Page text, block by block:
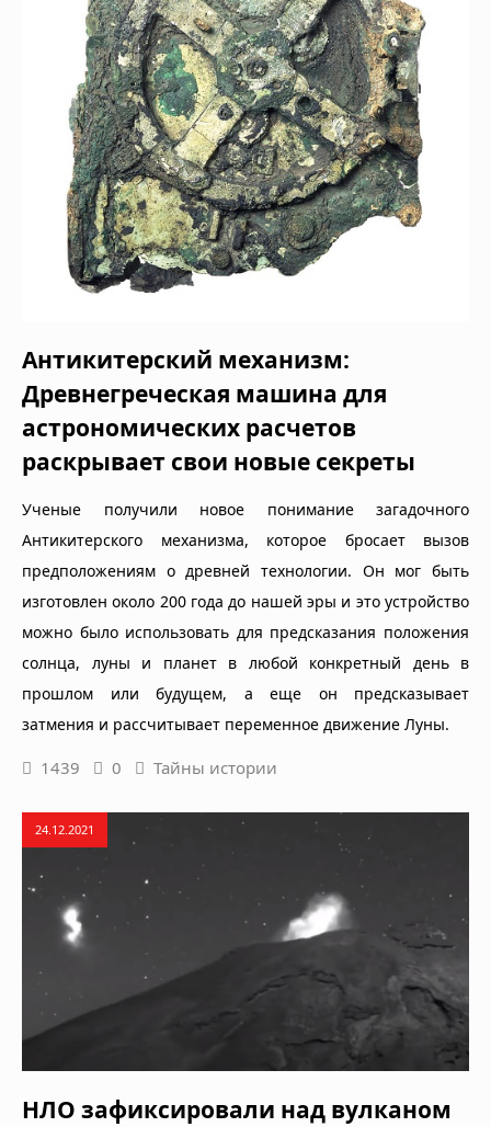
Антикитерский механизм:
Древнегреческая машина для
астрономических расчетов
раскрывает свои новые секреты
Ученые получили новое понимание загадочного
Антикитерского механизма, которое бросает вызов
предположениям о древней технологии. Он мог быть
изготовлен около 200 года до нашей эры и это устройство
можно было использовать для предсказания положения
солнца, луны и планет в любой конкретный день в
прошлом или будущем, а еще он предсказывает
затмения и рассчитывает переменное движение Луны.
1439 0 Тайны истории
24.12.2021
НЛО зафиксировали над вулканом